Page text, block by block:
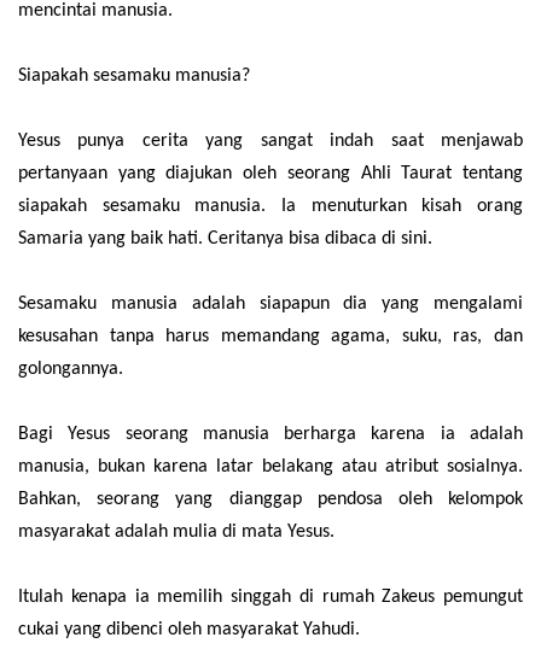
mencintai manusia.
Siapakah sesamaku manusia?
Yesus punya cerita yang sangat indah saat menjawab
pertanyaan yang diajukan oleh seorang Ahli Taurat tentang
siapakah sesamaku manusia. Ia menuturkan kisah orang
Samaria yang baik hati. Ceritanya bisa dibaca di sini.
Sesamaku manusia adalah siapapun dia yang mengalami
kesusahan tanpa harus memandang agama, suku, ras, dan
golongannya.
Bagi Yesus seorang manusia berharga karena ia adalah
manusia, bukan karena latar belakang atau atribut sosialnya.
Bahkan, seorang yang dianggap pendosa oleh kelompok
masyarakat adalah mulia di mata Yesus.
Itulah kenapa ia memilih singgah di rumah Zakeus pemungut
cukai yang dibenci oleh masyarakat Yahudi.